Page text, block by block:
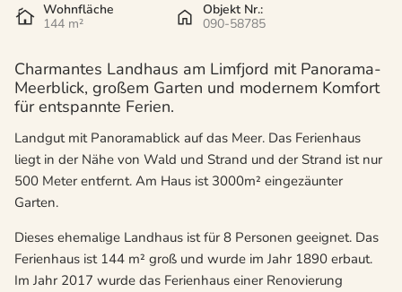
Wohnfläche
144 m²
Objekt Nr.:
090-58785
Charmantes Landhaus am Limfjord mit Panorama-
Meerblick, großem Garten und modernem Komfort
für entspannte Ferien.
Landgut mit Panoramablick auf das Meer. Das Ferienhaus
liegt in der Nähe von Wald und Strand und der Strand ist nur
500 Meter entfernt. Am Haus ist 3000m² eingezäunter
Garten.
Dieses ehemalige Landhaus ist für 8 Personen geeignet. Das
Ferienhaus ist 144 m² groß und wurde im Jahr 1890 erbaut.
Im Jahr 2017 wurde das Ferienhaus einer Renovierung